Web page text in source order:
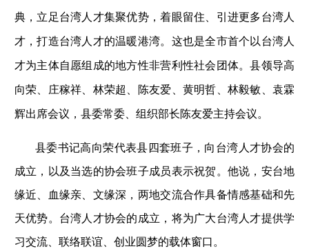
典，立足台湾人才集聚优势，着眼留住、引进更多台湾人
才，打造台湾人才的温暖港湾。这也是全市首个以台湾人
才为主体自愿组成的地方性非营利性社会团体。县领导高
向荣、庄稼祥、林荣超、陈友爱、黄明哲、林毅敏、袁霖
辉出席会议，县委常委、组织部长陈友爱主持会议。
县委书记高向荣代表县四套班子，向台湾人才协会的
成立，以及当选的协会班子成员表示祝贺。他说，安台地
缘近、血缘亲、文缘深，两地交流合作具备情感基础和先
天优势。台湾人才协会的成立，将为广大台湾人才提供学
习交流、联络联谊、创业圆梦的载体窗口。